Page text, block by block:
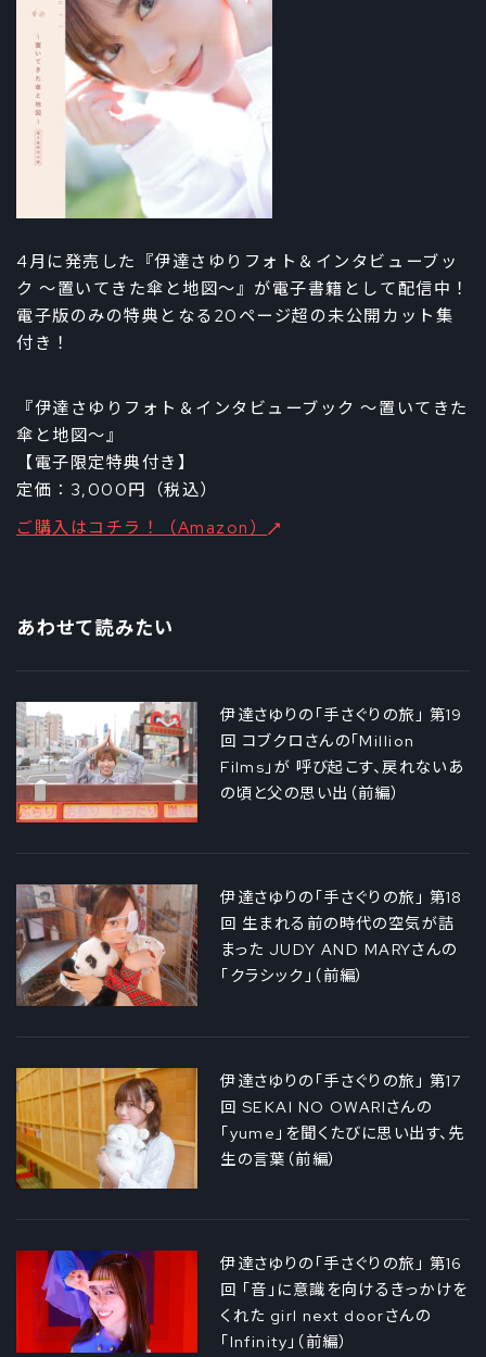
4月に発売した『伊達さゆりフォト＆インタビューブッ
ク ～置いてきた傘と地図～』が電子書籍として配信中！
電子版のみの特典となる20ページ超の未公開カット集
付き！
『伊達さゆりフォト＆インタビューブック ～置いてきた
傘と地図～』
【電子限定特典付き】
定価：3,000円（税込）
ご購入はコチラ！（Amazon）
あわせて読みたい
伊達さゆりの「手さぐりの旅」 第19
回 コブクロさんの「Million
Films」が 呼び起こす、戻れないあ
の頃と父の思い出（前編）
伊達さゆりの「手さぐりの旅」 第18
回 生まれる前の時代の空気が詰
まった JUDY AND MARYさんの
「クラシック」（前編）
伊達さゆりの「手さぐりの旅」 第17
回 SEKAI NO OWARIさんの
「yume」を聞くたびに思い出す、先
生の言葉（前編）
伊達さゆりの「手さぐりの旅」 第16
回 「音」に意識を向けるきっかけを
くれた girl next doorさんの
「Infinity」（前編）